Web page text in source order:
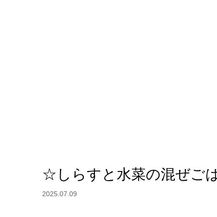
☆しらすと水菜の混ぜご
2025.07.09